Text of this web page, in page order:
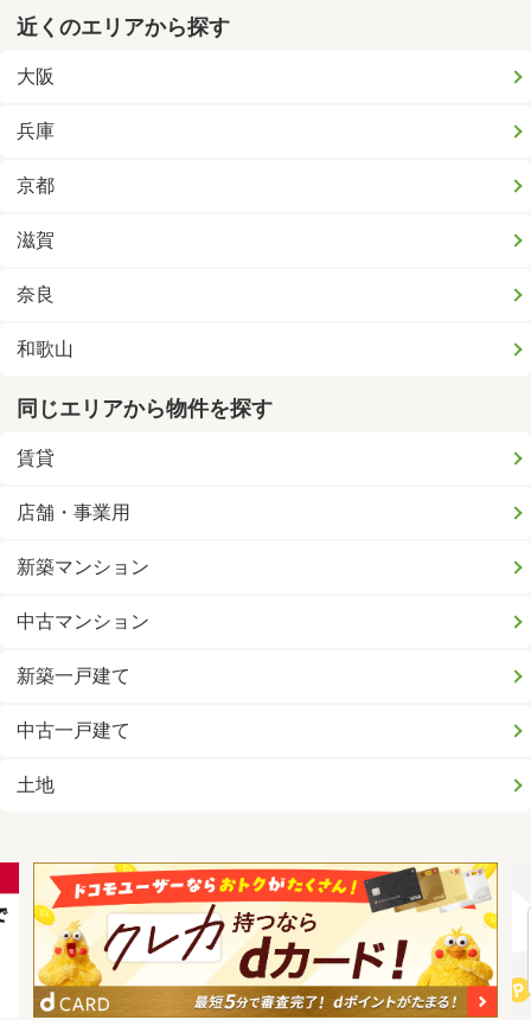
近くのエリアから探す
大阪
兵庫
京都
滋賀
奈良
和歌山
同じエリアから物件を探す
賃貸
店舗・事業用
新築マンション
中古マンション
新築一戸建て
中古一戸建て
土地